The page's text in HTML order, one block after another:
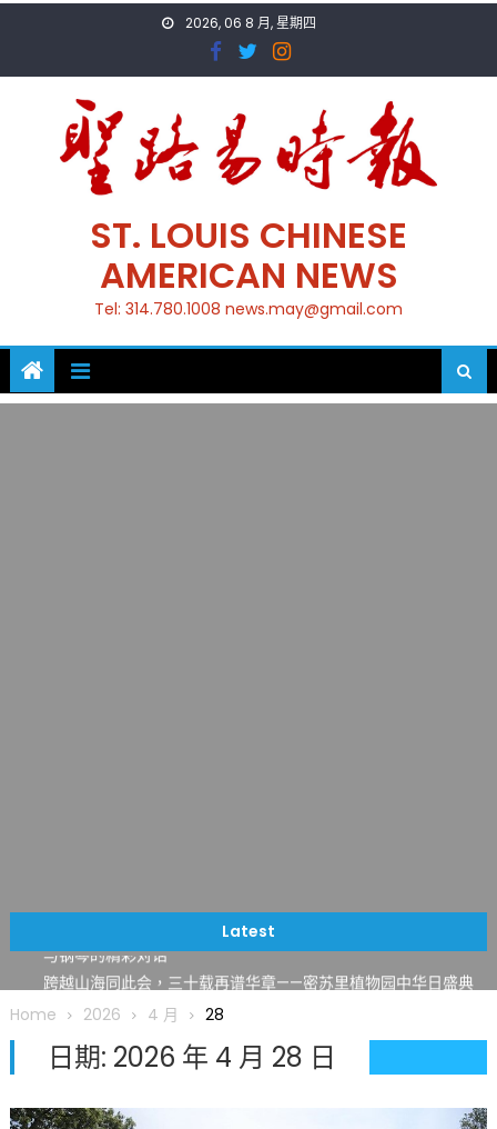
2026, 06 8 月, 星期四
ST. LOUIS CHINESE
AMERICAN NEWS
Tel: 314.780.1008 news.may@gmail.com
Latest
筝声与琴韵交汇：刘励(Li Statler)与钢琴家Darek演绎一场古筝
与钢琴的精彩对话
跨越山海同此会，三十载再谱华章——密苏里植物园中华日盛典
圣路易龙舟俱乐部5月16日龙舟体验日 邀请各界亲身体验划行乐
趣 + 水上竞速魅力
执掌密苏里植物园近四十年 致力推动全球植物多样性研究与中美
Home 2026 4 月 28
日期: 2026 年 4 月 28 日